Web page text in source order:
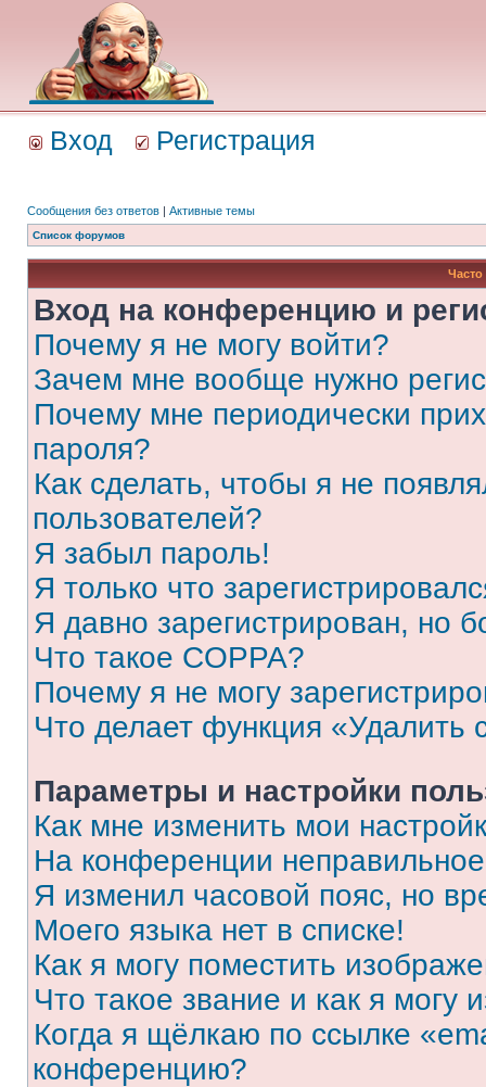
Вход Регистрация
Сообщения без ответов | Активные темы
Список форумов
Вход на конференцию и
Почему я не могу войти?
Зачем мне вообще нужно
Почему мне периодически
пароля?
Как сделать, чтобы я не
пользователей?
Я забыл пароль!
Я только что
Я давно зарегистрирован, но
Что такое COPPA?
Почему я не могу
Что делает функция «Удалить
Параметры и настройки
Как мне изменить мои
На конференции
Я изменил часовой пояс, но
Моего языка нет в списке!
Как я могу поместить
Что такое звание и как я могу
Когда я щёлкаю по ссылке
конференцию?